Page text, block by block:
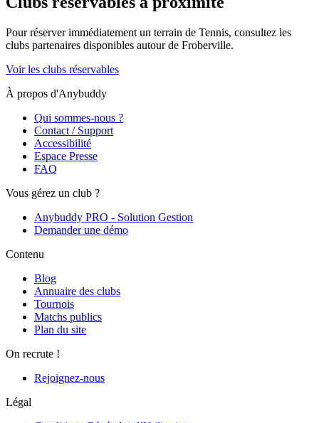
Pour réserver immédiatement un terrain de Tennis, consultez les
clubs partenaires disponibles autour de Froberville.
Voir les clubs réservables
À propos d'Anybuddy
Qui sommes-nous ?
Contact / Support
Accessibilité
Espace Presse
FAQ
Vous gérez un club ?
Anybuddy PRO - Solution Gestion
Demander une démo
Contenu
Blog
Annuaire des clubs
Tournois
Matchs publics
Plan du site
On recrute !
Rejoignez-nous
Légal